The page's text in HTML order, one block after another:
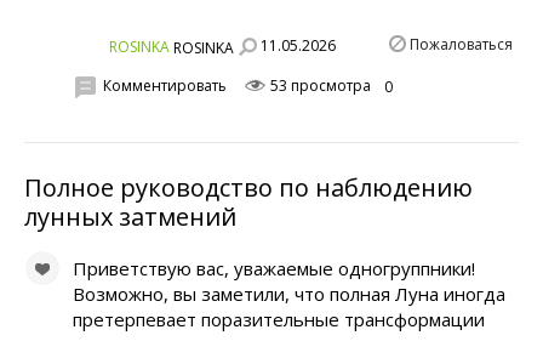
ROSINKAROSINKA 11.05.2026 Пожаловаться
Комментировать 53 просмотра 0
Полное руководство по наблюдению
лунных затмений
Приветствую вас, уважаемые одногруппники!
Возможно, вы заметили, что полная Луна иногда
претерпевает поразительные трансформации